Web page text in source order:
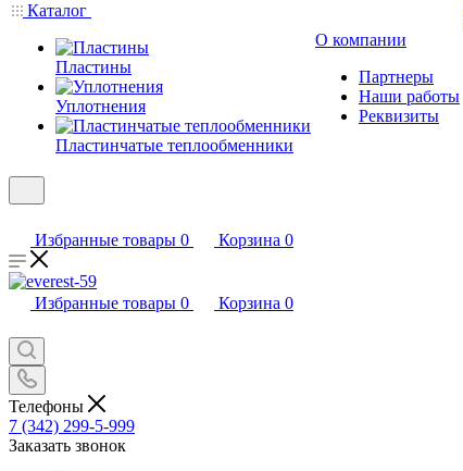
Каталог
Пластины
Уплотнения
Пластинчатые теплообменники
О компании
Партнеры
Наши работы
Реквизиты
Избранные товары 0 Корзина 0
Избранные товары 0 Корзина 0
Телефоны
7 (342) 299-5-999
Заказать звонок